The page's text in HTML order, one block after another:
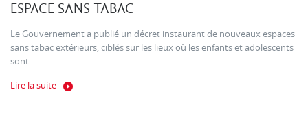
ESPACE SANS TABAC
Le Gouvernement a publié un décret instaurant de nouveaux espaces
sans tabac extérieurs, ciblés sur les lieux où les enfants et adolescents
sont...
Lire la suite